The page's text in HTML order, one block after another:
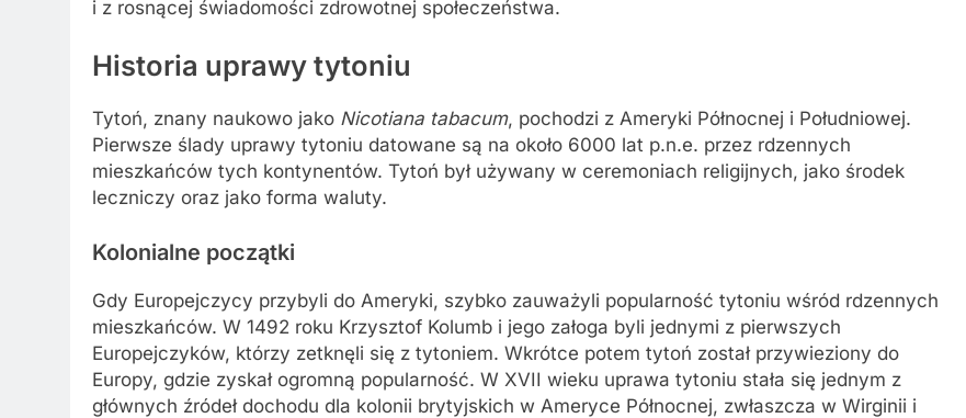
i z rosnącej świadomości zdrowotnej społeczeństwa.
Historia uprawy tytoniu
Tytoń, znany naukowo jako Nicotiana tabacum, pochodzi z Ameryki Północnej i Południowej.
Pierwsze ślady uprawy tytoniu datowane są na około 6000 lat p.n.e. przez rdzennych
mieszkańców tych kontynentów. Tytoń był używany w ceremoniach religijnych, jako środek
leczniczy oraz jako forma waluty.
Kolonialne początki
Gdy Europejczycy przybyli do Ameryki, szybko zauważyli popularność tytoniu wśród rdzennych
mieszkańców. W 1492 roku Krzysztof Kolumb i jego załoga byli jednymi z pierwszych
Europejczyków, którzy zetknęli się z tytoniem. Wkrótce potem tytoń został przywieziony do
Europy, gdzie zyskał ogromną popularność. W XVII wieku uprawa tytoniu stała się jednym z
głównych źródeł dochodu dla kolonii brytyjskich w Ameryce Północnej, zwłaszcza w Wirginii i